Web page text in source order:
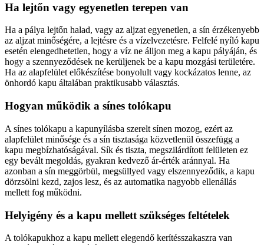
Ha lejtőn vagy egyenetlen terepen van
Ha a pálya lejtőn halad, vagy az aljzat egyenetlen, a sín érzékenyebb
az aljzat minőségére, a lejtésre és a vízelvezetésre. Felfelé nyíló kapu
esetén elengedhetetlen, hogy a víz ne álljon meg a kapu pályáján, és
hogy a szennyeződések ne kerüljenek be a kapu mozgási területére.
Ha az alapfelület előkészítése bonyolult vagy kockázatos lenne, az
önhordó kapu általában praktikusabb választás.
Hogyan működik a sínes tolókapu
A sínes tolókapu a kapunyílásba szerelt sínen mozog, ezért az
alapfelület minősége és a sín tisztasága közvetlenül összefügg a
kapu megbízhatóságával. Sík és tiszta, megszilárdított felületen ez
egy bevált megoldás, gyakran kedvező ár-érték aránnyal. Ha
azonban a sín meggörbül, megsüllyed vagy elszennyeződik, a kapu
dörzsölni kezd, zajos lesz, és az automatika nagyobb ellenállás
mellett fog működni.
Helyigény és a kapu mellett szükséges feltételek
A tolókapukhoz a kapu mellett elegendő kerítésszakaszra van